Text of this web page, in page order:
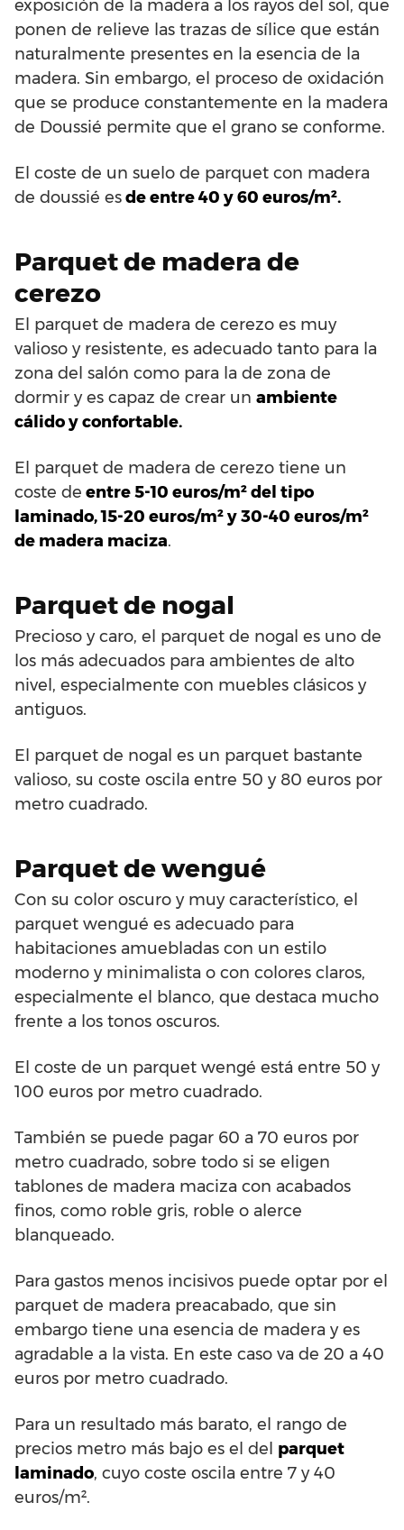
exposición de la madera a los rayos del sol, que
ponen de relieve las trazas de sílice que están
naturalmente presentes en la esencia de la
madera. Sin embargo, el proceso de oxidación
que se produce constantemente en la madera
de Doussié permite que el grano se conforme.
El coste de un suelo de parquet con madera
de doussié esde entre 40 y 60 euros/m².
Parquet de madera de
cerezo
El parquet de madera de cerezo es muy
valioso y resistente, es adecuado tanto para la
zona del salón como para la de zona de
dormir y es capaz de crear un ambiente
cálido y confortable.
El parquet de madera de cerezo tiene un
coste de entre 5-10 euros/m² del tipo
laminado, 15-20 euros/m² y 30-40 euros/m²
de madera maciza.
Parquet de nogal
Precioso y caro, el parquet de nogal es uno de
los más adecuados para ambientes de alto
nivel, especialmente con muebles clásicos y
antiguos.
El parquet de nogal es un parquet bastante
valioso, su coste oscila entre 50 y 80 euros por
metro cuadrado.
Parquet de wengué
Con su color oscuro y muy característico, el
parquet wengué es adecuado para
habitaciones amuebladas con un estilo
moderno y minimalista o con colores claros,
especialmente el blanco, que destaca mucho
frente a los tonos oscuros.
El coste de un parquet wengé está entre 50 y
100 euros por metro cuadrado.
También se puede pagar 60 a 70 euros por
metro cuadrado, sobre todo si se eligen
tablones de madera maciza con acabados
finos, como roble gris, roble o alerce
blanqueado.
Para gastos menos incisivos puede optar por el
parquet de madera preacabado, que sin
embargo tiene una esencia de madera y es
agradable a la vista. En este caso va de 20 a 40
euros por metro cuadrado.
Para un resultado más barato, el rango de
precios metro más bajo es el del parquet
laminado, cuyo coste oscila entre 7 y 40
euros/m².